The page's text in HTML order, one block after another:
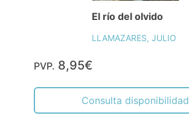
El río del olvido
LLAMAZARES, JULIO
PVP. 8,95€
Consulta disponibilidad